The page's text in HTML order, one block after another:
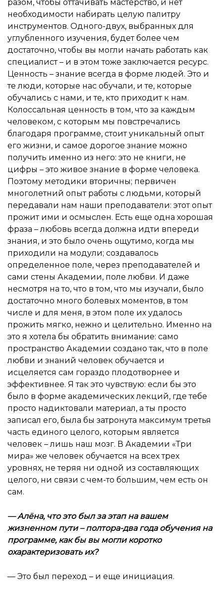
разом, чтобы оттачивать мастерство, и нет
необходимости набирать целую палитру
инструментов. Одного-двух, выбранных для
углубленного изучения, будет более чем
достаточно, чтобы вы могли начать работать как
специалист – и в этом тоже заключается ресурс.
Ценность – знание всегда в форме людей. Это и
те люди, которые нас обучали, и те, которые
обучались с нами, и те, кто приходит к нам.
Колоссальная ценность в том, что за каждым
человеком, с которым мы повстречались
благодаря программе, стоит уникальный опыт
его жизни, и самое дорогое знание можно
получить именно из него: это не книги, не
цифры – это живое знание в форме человека.
Поэтому методики вторичны; первичен
многолетний опыт работы с людьми, который
передавали нам наши преподаватели: этот опыт
прожит ими и осмыслен. Есть еще одна хорошая
фраза – любовь всегда должна идти впереди
знания, и это было очень ощутимо, когда мы
приходили на модули; создавалось
определенное поле, через преподавателей и
сами стены Академии, поле любви. И даже
несмотря на то, что в том, что мы изучали, было
достаточно много болевых моментов, в том
числе и для меня, в этом поле их удалось
прожить мягко, нежно и целительно. Именно на
это я хотела бы обратить внимание: само
пространство Академии создано так, что в поле
любви и знаний человек обучается и
исцеляется сам гораздо плодотворнее и
эффективнее. Я так это чувствую: если бы это
было в форме академических лекций, где тебе
просто надиктовали материал, а ты просто
записал его, была бы затронута максимум третья
часть единого целого, которым является
человек – лишь наш мозг. В Академии «Три
мира» же человек обучается на всех трех
уровнях, не теряя ни одной из составляющих
целого, ни связи с чем-то большим, чем есть он
сам.
—Алёна, что это был за этап на вашем
жизненном пути – полтора-два года обучения на
программе, как бы вы могли коротко
охарактеризовать их?
— Это был переход – и еще инициация.